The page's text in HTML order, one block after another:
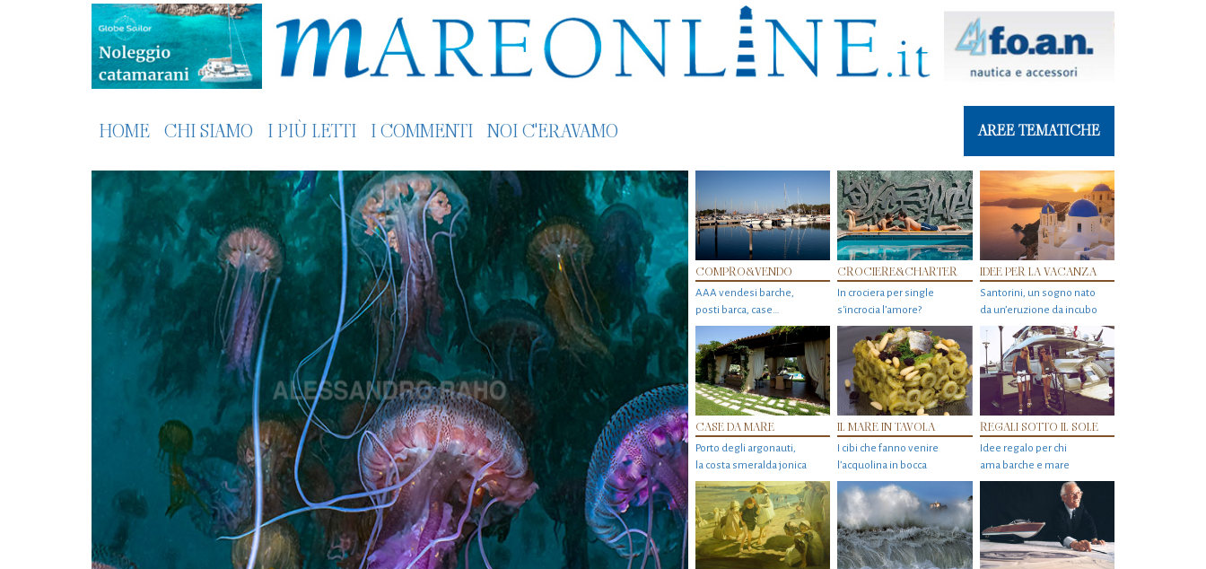
HOME CHI SIAMO I PIÙ LETTI I COMMENTI NOI C'ERAVAMO AREE TEMATICHE
COMPRO&VENDO
AAA vendesi barche,
posti barca, case…
CROCIERE&CHARTER
In crociera per single
s'incrocia l’amore?
IDEE PER LA VACANZA
Santorini, un sogno nato
da un’eruzione da incubo
CASE DA MARE
Porto degli argonauti,
la costa smeralda jonica
IL MARE IN TAVOLA
I cibi che fanno venire
l’acquolina in bocca
REGALI SOTTO IL SOLE
Idee regalo per chi
ama barche e mare